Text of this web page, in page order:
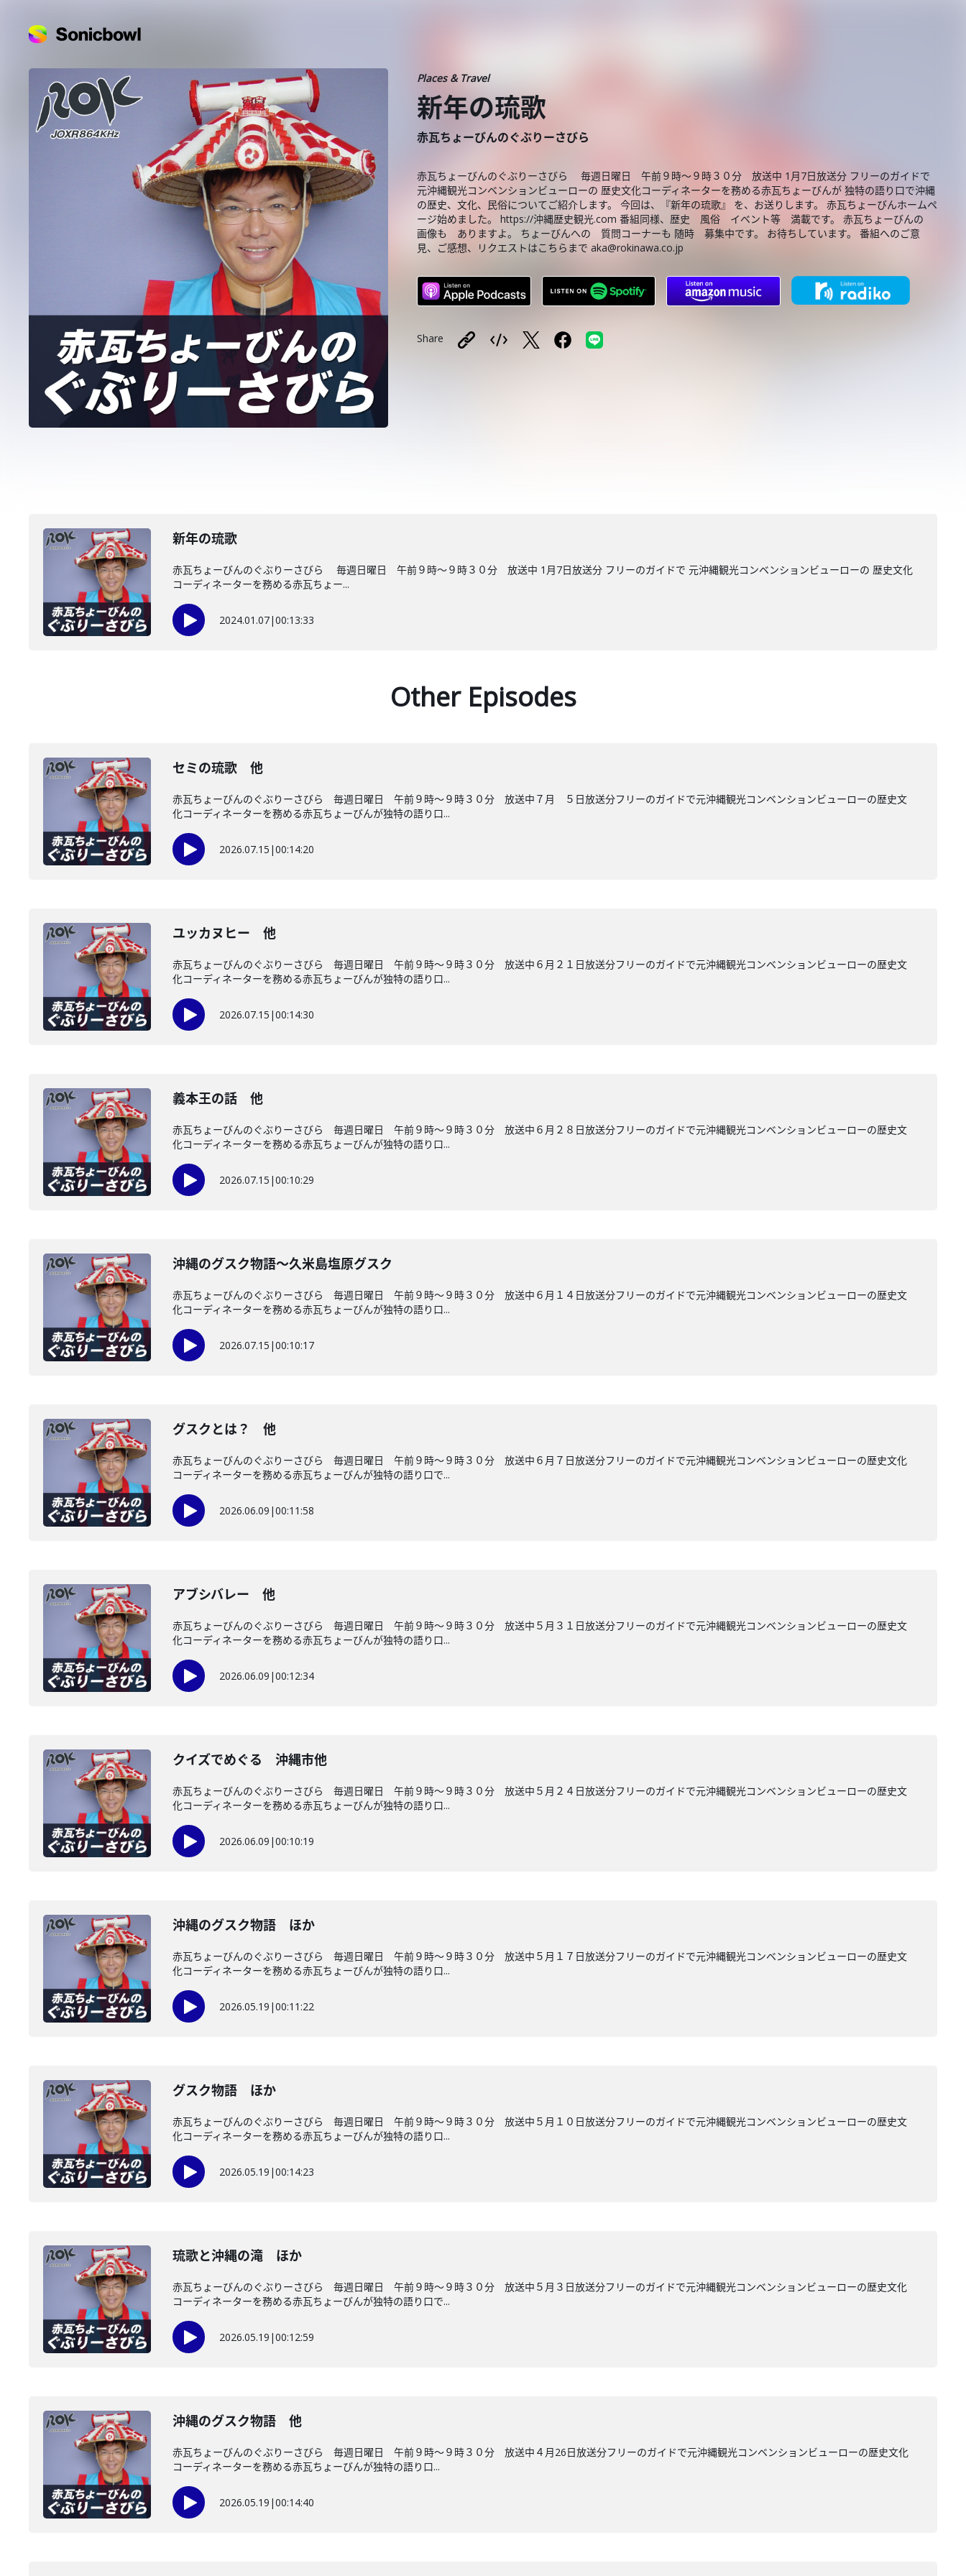
Places & Travel
新年の琉歌
赤瓦ちょーびんのぐぶりーさびら
赤瓦ちょーびんのぐぶりーさびら 毎週日曜日 午前９時～９時３０分 放送中 1月7日放送分 フリーのガイドで
元沖縄観光コンベンションビューローの 歴史文化コーディネーターを務める赤瓦ちょーびんが 独特の語り口で沖縄
の歴史、文化、民俗についてご紹介します。 今回は、『新年の琉歌』 を、お送りします。 赤瓦ちょーびんホームペ
ージ始めました。 https://沖縄歴史観光.com 番組同様、歴史 風俗 イベント等 満載です。 赤瓦ちょーびんの
画像も ありますよ。 ちょーびんへの 質問コーナーも 随時 募集中です。 お待ちしています。 番組へのご意
見、ご感想、リクエストはこちらまで aka@rokinawa.co.jp
Share
新年の琉歌
赤瓦ちょーびんのぐぶりーさびら 毎週日曜日 午前９時～９時３０分 放送中 1月7日放送分 フリーのガイドで 元沖縄観光コンベンションビューローの 歴史文化
コーディネーターを務める赤瓦ちょー...
2024.01.07|00:13:33
Other Episodes
セミの琉歌 他
赤瓦ちょーびんのぐぶりーさびら 毎週日曜日 午前９時～９時３０分 放送中７月 ５日放送分フリーのガイドで元沖縄観光コンベンションビューローの歴史文
化コーディネーターを務める赤瓦ちょーびんが独特の語り口...
2026.07.15 |00:14:20
ユッカヌヒー 他
赤瓦ちょーびんのぐぶりーさびら 毎週日曜日 午前９時～９時３０分 放送中６月２１日放送分フリーのガイドで元沖縄観光コンベンションビューローの歴史文
化コーディネーターを務める赤瓦ちょーびんが独特の語り口...
2026.07.15 |00:14:30
義本王の話 他
赤瓦ちょーびんのぐぶりーさびら 毎週日曜日 午前９時～９時３０分 放送中６月２８日放送分フリーのガイドで元沖縄観光コンベンションビューローの歴史文
化コーディネーターを務める赤瓦ちょーびんが独特の語り口...
2026.07.15 |00:10:29
沖縄のグスク物語～久米島塩原グスク
赤瓦ちょーびんのぐぶりーさびら 毎週日曜日 午前９時～９時３０分 放送中６月１４日放送分フリーのガイドで元沖縄観光コンベンションビューローの歴史文
化コーディネーターを務める赤瓦ちょーびんが独特の語り口...
2026.07.15 |00:10:17
グスクとは？ 他
赤瓦ちょーびんのぐぶりーさびら 毎週日曜日 午前９時～９時３０分 放送中６月７日放送分フリーのガイドで元沖縄観光コンベンションビューローの歴史文化
コーディネーターを務める赤瓦ちょーびんが独特の語り口で...
2026.06.09 |00:11:58
アブシバレー 他
赤瓦ちょーびんのぐぶりーさびら 毎週日曜日 午前９時～９時３０分 放送中５月３１日放送分フリーのガイドで元沖縄観光コンベンションビューローの歴史文
化コーディネーターを務める赤瓦ちょーびんが独特の語り口...
2026.06.09 |00:12:34
クイズでめぐる 沖縄市他
赤瓦ちょーびんのぐぶりーさびら 毎週日曜日 午前９時～９時３０分 放送中５月２４日放送分フリーのガイドで元沖縄観光コンベンションビューローの歴史文
化コーディネーターを務める赤瓦ちょーびんが独特の語り口...
2026.06.09 |00:10:19
沖縄のグスク物語 ほか
赤瓦ちょーびんのぐぶりーさびら 毎週日曜日 午前９時～９時３０分 放送中５月１７日放送分フリーのガイドで元沖縄観光コンベンションビューローの歴史文
化コーディネーターを務める赤瓦ちょーびんが独特の語り口...
2026.05.19 |00:11:22
グスク物語 ほか
赤瓦ちょーびんのぐぶりーさびら 毎週日曜日 午前９時～９時３０分 放送中５月１０日放送分フリーのガイドで元沖縄観光コンベンションビューローの歴史文
化コーディネーターを務める赤瓦ちょーびんが独特の語り口...
2026.05.19 |00:14:23
琉歌と沖縄の滝 ほか
赤瓦ちょーびんのぐぶりーさびら 毎週日曜日 午前９時～９時３０分 放送中５月３日放送分フリーのガイドで元沖縄観光コンベンションビューローの歴史文化
コーディネーターを務める赤瓦ちょーびんが独特の語り口で...
2026.05.19 |00:12:59
沖縄のグスク物語 他
赤瓦ちょーびんのぐぶりーさびら 毎週日曜日 午前９時～９時３０分 放送中４月26日放送分フリーのガイドで元沖縄観光コンベンションビューローの歴史文化
コーディネーターを務める赤瓦ちょーびんが独特の語り口...
2026.05.19 |00:14:40